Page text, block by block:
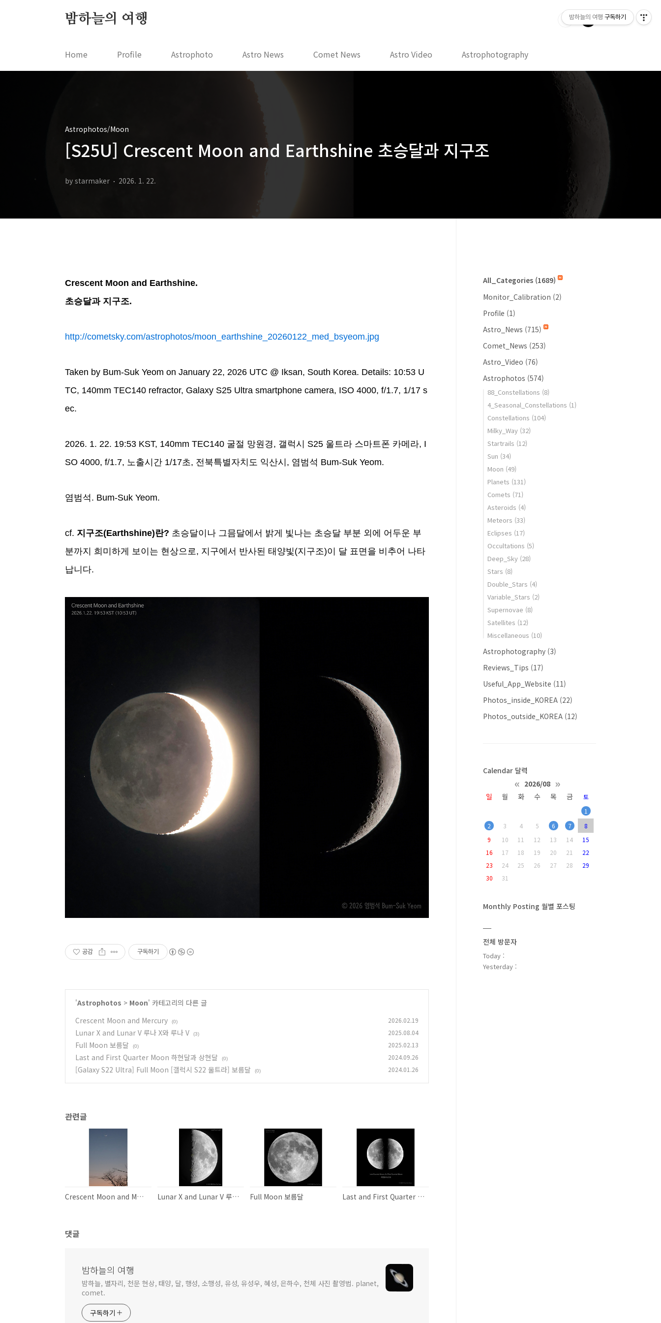
밤하늘의 여행
Home Profile Astrophoto Astro News Comet News Astro Video Astrophotography
Astrophotos/Moon
[S25U] Crescent Moon and Earthshine 초승달과 지구조
by starmaker 2026. 1. 22.
Crescent Moon and Earthshine.
초승달과 지구조.
http://cometsky.com/astrophotos/moon_earthshine_20260122_med_bsyeom.jpg
Taken by Bum-Suk Yeom on January 22, 2026 UTC @ Iksan, South Korea. Details: 10:53 U
TC, 140mm TEC140 refractor, Galaxy S25 Ultra smartphone camera, ISO 4000, f/1.7, 1/17 s
ec.
2026. 1. 22. 19:53 KST, 140mm TEC140 굴절 망원경, 갤럭시 S25 울트라 스마트폰 카메라, I
SO 4000, f/1.7, 노출시간 1/17초, 전북특별자치도 익산시, 염범석 Bum-Suk Yeom.
염범석. Bum-Suk Yeom.
cf. 지구조(Earthshine)란? 초승달이나 그믐달에서 밝게 빛나는 초승달 부분 외에 어두운 부
분까지 희미하게 보이는 현상으로, 지구에서 반사된 태양빛(지구조)이 달 표면을 비추어 나타
납니다.
공감 구독하기
'Astrophotos > Moon' 카테고리의 다른 글
Crescent Moon and Mercury
(0) 2026.02.19
Lunar X and Lunar V 루나 X와 루나 V (3) 2025.08.04
Full Moon 보름달 (0) 2025.02.13
Last and First Quarter Moon 하현달과 상현달 (0) 2024.09.26
[Galaxy S22 Ultra] Full Moon [갤럭시 S22 울트라] 보름달 (0) 2024.01.26
관련글
Crescent Moon and Mercury Lunar X and Lunar V 루나 X와 루나 V Full Moon 보름달 Last and First Quarter Moon 하현달과 상현달
댓글
밤하늘의 여행
밤하늘, 별자리, 천문 현상, 태양, 달, 행성, 소행성, 유성, 유성우, 혜성, 은하수, 천체 사진 촬영법. planet,
comet.
구독하기
All_Categories (1689)
Monitor_Calibration (2)
Profile (1)
Astro_News (715)
Comet_News (253)
Astro_Video (76)
Astrophotos (574)
88_Constellations (8)
4_Seasonal_Constellations (1)
Constellations (104)
Milky_Way (32)
Startrails (12)
Sun (34)
Moon (49)
Planets (131)
Comets (71)
Asteroids (4)
Meteors (33)
Eclipses (17)
Occultations (5)
Deep_Sky (28)
Stars (8)
Double_Stars (4)
Variable_Stars (2)
Supernovae (8)
Satellites (12)
Miscellaneous (10)
Astrophotography (3)
Reviews_Tips (17)
Useful_App_Website (11)
Photos_inside_KOREA (22)
Photos_outside_KOREA (12)
Calendar 달력
« 2026/08 »
일 월 화 수 목 금
토
1
2
3 4 5 6 7
8
9
10 11 12 13 14
15
16
17 18 19 20 21
22
23
24 25 26 27 28
29
30
31
Monthly Posting 월별 포스팅
전체 방문자
Today :
Yesterday :
밤하늘의 여행 구독하기